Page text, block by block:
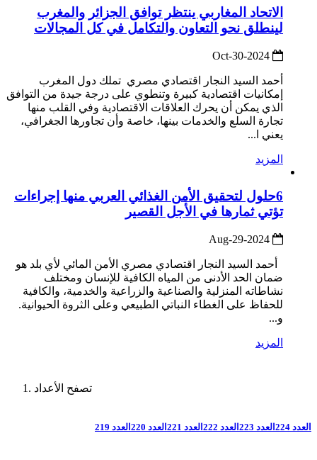
الاتحاد المغاربي ينتظر توافق الجزائر والمغرب
لينطلق نحو التعاون والتكامل في كل المجالات
أحمد السيد النجار اقتصادي مصري تملك دول المغرب
إمكانيات اقتصادية كبيرة وتنطوي على درجة جيدة من التوافق
الذي يمكن أن يحرك العلاقات الاقتصادية وفي القلب منها
تجارة السلع والخدمات بينها، خاصة وأن تجاورها الجغرافي،
يعني ا...
المزيد
6حلول لتحقيق الأمن الغذائي العربي منها إجراءات
تؤتي ثمارها في الأجل القصير
أحمد السيد النجار اقتصادي مصري الأمن المائي لأي بلد هو
ضمان الحد الأدنى من المياه الكافية للإنسان ومختلف
نشاطاته المنزلية والصناعية والزراعية والخدمية، والكافية
للحفاظ على الغطاء النباتي الطبيعي وعلى الثروة الحيوانية.
و...
المزيد
تصفح الأعداد
العدد 224 العدد 223 العدد 222 العدد 221 العدد 220 العدد 219